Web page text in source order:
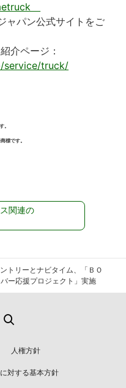
ャパン公式サイトをご
介ページ：
service/truck/
。
標です。
関連の
トリーとナビタイム、「ＢＯ
ー応援プロジェクト」実施
人権方針
対する基本方針